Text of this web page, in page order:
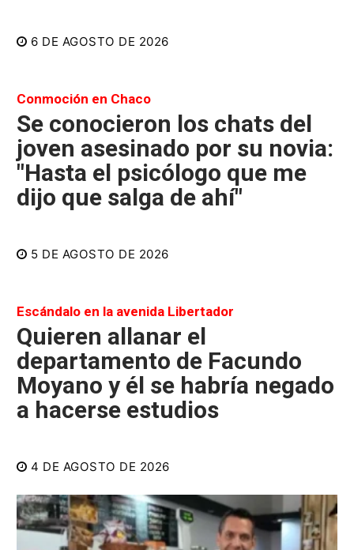
6 DE AGOSTO DE 2026
Conmoción en Chaco
Se conocieron los chats del
joven asesinado por su novia:
"Hasta el psicólogo que me
dijo que salga de ahí"
5 DE AGOSTO DE 2026
Escándalo en la avenida Libertador
Quieren allanar el
departamento de Facundo
Moyano y él se habría negado
a hacerse estudios
4 DE AGOSTO DE 2026